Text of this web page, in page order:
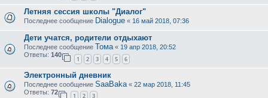
Летняя сессия школы "Диалог"
Последнее сообщение Dialogue « 16 май 2018, 07:36
Дети учатся, родители отдыхают
Последнее сообщение Тома « 19 апр 2018, 20:52
Ответы: 140
1 2 3 4 5 6
Электронный дневник
Последнее сообщение SaaBaka « 22 мар 2018, 11:45
Ответы: 72
1 2 3